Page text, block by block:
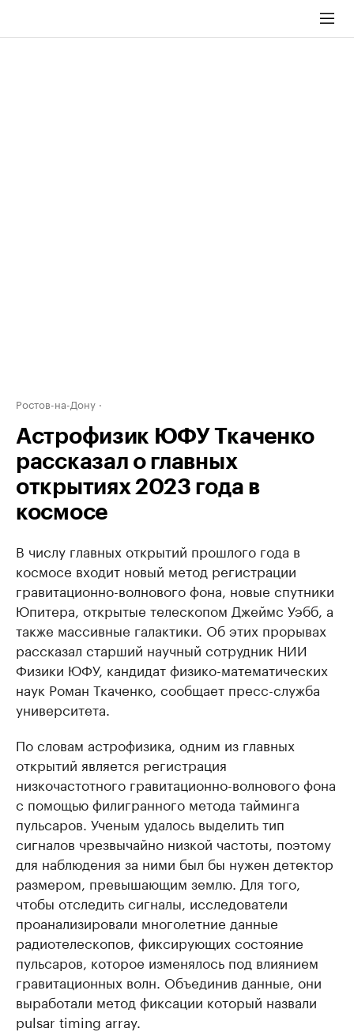
Ростов-на-Дону
Астрофизик ЮФУ Ткаченко
рассказал о главных
открытиях 2023 года в
космосе
В числу главных открытий прошлого года в
космосе входит новый метод регистрации
гравитационно-волнового фона, новые спутники
Юпитера, открытые телескопом Джеймс Уэбб, а
также массивные галактики. Об этих прорывах
рассказал старший научный сотрудник НИИ
Физики ЮФУ, кандидат физико-математических
наук Роман Ткаченко, сообщает пресс-служба
университета.
По словам астрофизика, одним из главных
открытий является регистрация
низкочастотного гравитационно-волнового фона
с помощью филигранного метода тайминга
пульсаров. Ученым удалось выделить тип
сигналов чрезвычайно низкой частоты, поэтому
для наблюдения за ними был бы нужен детектор
размером, превышающим землю. Для того,
чтобы отследить сигналы, исследователи
проанализировали многолетние данные
радиотелескопов, фиксирующих состояние
пульсаров, которое изменялось под влиянием
гравитационных волн. Объединив данные, они
выработали метод фиксации который назвали
pulsar timing array.